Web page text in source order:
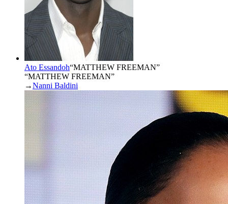
Ato Essandoh“MATTHEW FREEMAN”
“MATTHEW FREEMAN”
→Nanni Baldini